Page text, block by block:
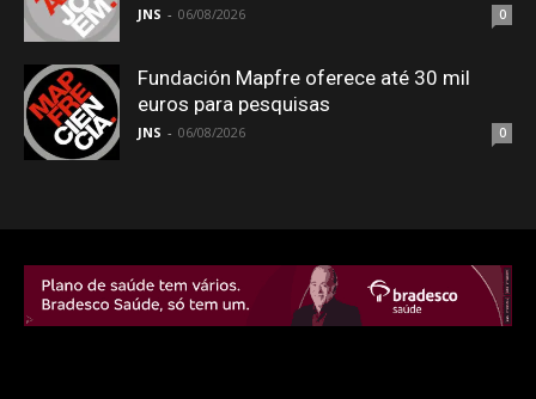
JNS - 06/08/2026 0
Fundación Mapfre oferece até 30 mil
euros para pesquisas
JNS - 06/08/2026 0